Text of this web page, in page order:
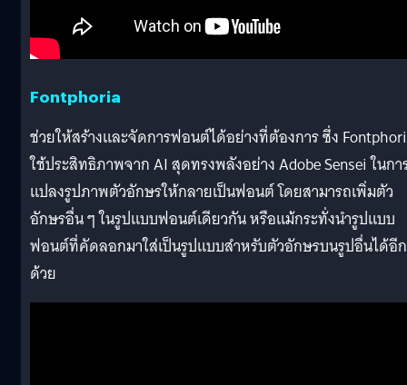
Fontphoria
ช่วยให้สร้างและจัดการฟอนต์ได้อย่างที่ต้องการ ซึ่ง
ใช้ประสิทธิภาพจาก AI สุดทรงพลังอย่าง Adobe Sensei ในกา
แปลงรูปภาพตัวอักษรให้กลายเป็นฟอนต์ โดยสามารถเพิ่มตัว
อักษรอื่น ๆ ในรูปแบบฟอนต์เดียวกัน หรือแม้กระทั่งนำรูปแบบ
ฟอนต์ที่คัดลอกมาใส่เป็นรูปแบบสำหรับตัวอักษรบนรูปอื่นได้อีก
ด้วย